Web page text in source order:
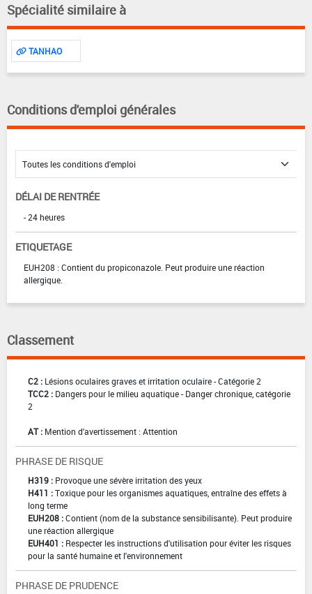
Spécialité similaire à
TANHAO
Conditions d'emploi générales
DÉLAI DE RENTRÉE
- 24 heures
ETIQUETAGE
EUH208 : Contient du propiconazole. Peut produire une réaction
allergique.
Classement
C2 : Lésions oculaires graves et irritation oculaire - Catégorie 2
TCC2 : Dangers pour le milieu aquatique - Danger chronique, catégorie
2
AT : Mention d'avertissement : Attention
PHRASE DE RISQUE
H319 : Provoque une sévère irritation des yeux
H411 :Toxique pour les organismes aquatiques, entraîne des effets à
long terme
EUH208 :Contient (nom de la substance sensibilisante). Peut produire
une réaction allergique
EUH401 : Respecter les instructions d'utilisation pour éviter les risques
pour la santé humaine et l'environnement
PHRASE DE PRUDENCE